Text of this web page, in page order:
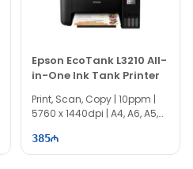
Epson EcoTank L3210 All-
in-One Ink Tank Printer
Print, Scan, Copy | 10ppm |
5760 x 1440dpi | A4, A6, A5,
385